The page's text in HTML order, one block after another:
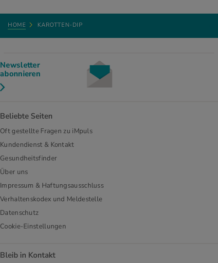
HOME KAROTTEN-DIP
Newsletter
abonnieren
Beliebte Seiten
Oft gestellte Fragen zu iMpuls
Kundendienst & Kontakt
Gesundheitsfinder
Über uns
Impressum & Haftungsausschluss
Verhaltenskodex und Meldestelle
Datenschutz
Cookie-Einstellungen
Bleib in Kontakt